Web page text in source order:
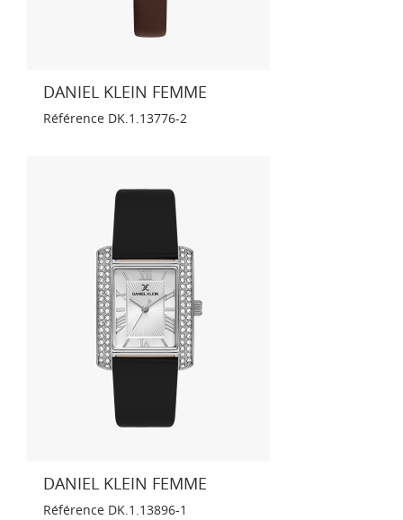
DANIEL KLEIN FEMME
Référence DK.1.13776-2
DANIEL KLEIN FEMME
Référence DK.1.13896-1